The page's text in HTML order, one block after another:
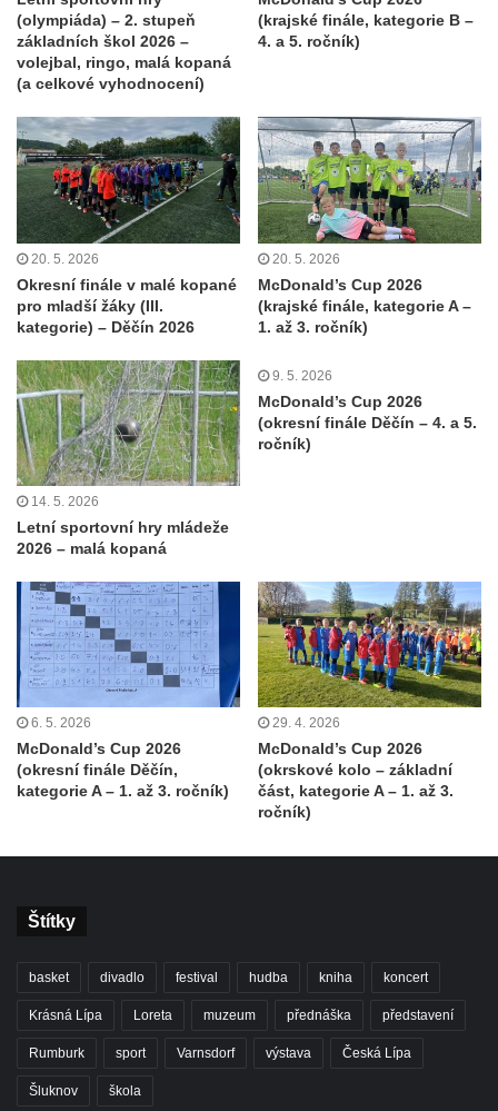
(olympiáda) – 2. stupeň
základních škol 2026 –
volejbal, ringo, malá kopaná
(a celkové vyhodnocení)
(krajské finále, kategorie B –
4. a 5. ročník)
20. 5. 2026
Okresní finále v malé kopané
pro mladší žáky (III.
kategorie) – Děčín 2026
20. 5. 2026
McDonald’s Cup 2026
(krajské finále, kategorie A –
1. až 3. ročník)
14. 5. 2026
Letní sportovní hry mládeže
2026 – malá kopaná
9. 5. 2026
McDonald’s Cup 2026
(okresní finále Děčín – 4. a 5.
ročník)
6. 5. 2026
McDonald’s Cup 2026
(okresní finále Děčín,
kategorie A – 1. až 3. ročník)
29. 4. 2026
McDonald’s Cup 2026
(okrskové kolo – základní
část, kategorie A – 1. až 3.
ročník)
Štítky
basket divadlo festival hudba kniha koncert
Krásná Lípa Loreta muzeum přednáška představení
Rumburk sport Varnsdorf výstava Česká Lípa
Šluknov škola